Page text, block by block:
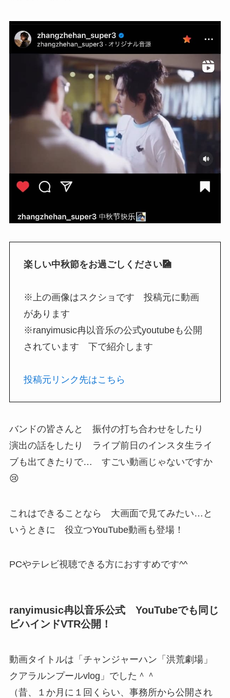
楽しい中秋節をお過ごしください🎑
※上の画像はスクショです 投稿元に動画
があります
※ranyimusic冉以音乐の公式youtubeも公開
されています 下で紹介します
投稿元リンク先はこちら
バンドの皆さんと 振付の打ち合わせをしたり
演出の話をしたり ライブ前日のインスタ生ライ
ブも出てきたりで… すごい動画じゃないですか
😢
これはできることなら 大画面で見てみたい…と
いうときに 役立つYouTube動画も登場！
PCやテレビ視聴できる方におすすめです^^
ranyimusic冉以音乐公式 YouTubeでも同じ
ビハインドVTR公開！
動画タイトルは「チャンジャーハン「洪荒劇場」
クアラルンプールvlog」でした＾＾
（昔、１か月に１回くらい、事務所から公開され